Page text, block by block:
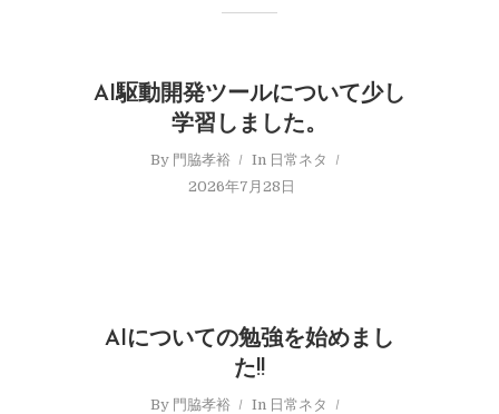
AI駆動開発ツールについて少し
学習しました。
By 門脇孝裕 In 日常ネタ
2026年7月28日
AIについての勉強を始めまし
た!!
By 門脇孝裕 In 日常ネタ